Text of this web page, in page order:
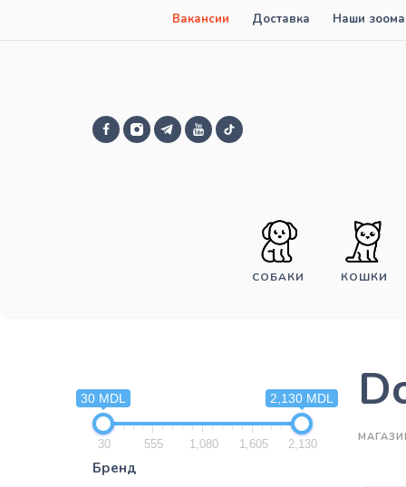
Вакансии Доставка Наши
СОБАКИ КОШКИ
30 MDL 2,130 MDL
30 555 1,080 1,605 2,130
Бренд